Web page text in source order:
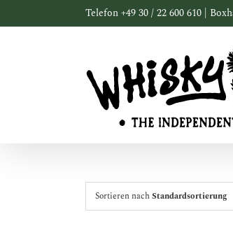
Inhalt
Telefon +49 30 / 22 600 610 |
Sortieren nachStandardsortierung